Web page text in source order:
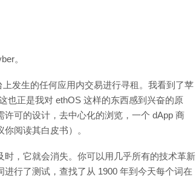
。
发生的任何应用内交易进行寻租。我看到了苹
也正是我对 ethOS 这样的东西感到兴奋的原
可的设计，去中心化的浏览，一个 dApp 商
阅读其白皮书）。
，它就会消失。你可以用几乎所有的技术革新
行了测试，查找了从 1900 年到今天每个词在